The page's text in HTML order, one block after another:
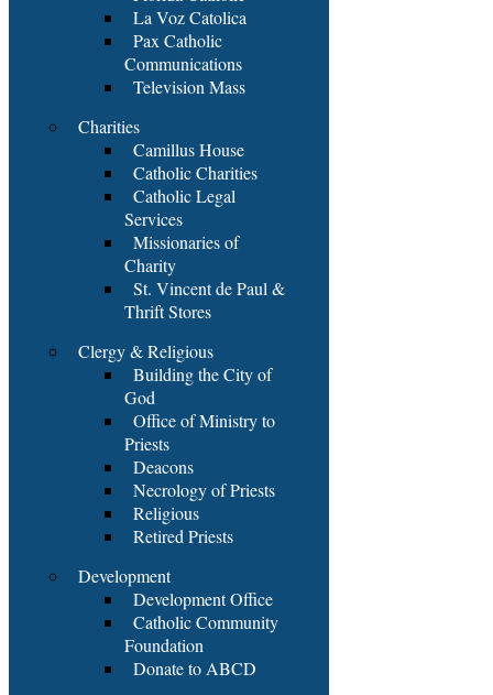
La Voz Catolica
Pax Catholic
Communications
Television Mass
Charities
Camillus House
Catholic Charities
Catholic Legal
Services
Missionaries of
Charity
St. Vincent de Paul &
Thrift Stores
Clergy & Religious
Building the City of
God
Office of Ministry to
Priests
Deacons
Necrology of Priests
Religious
Retired Priests
Development
Development Office
Catholic Community
Foundation
Donate to ABCD